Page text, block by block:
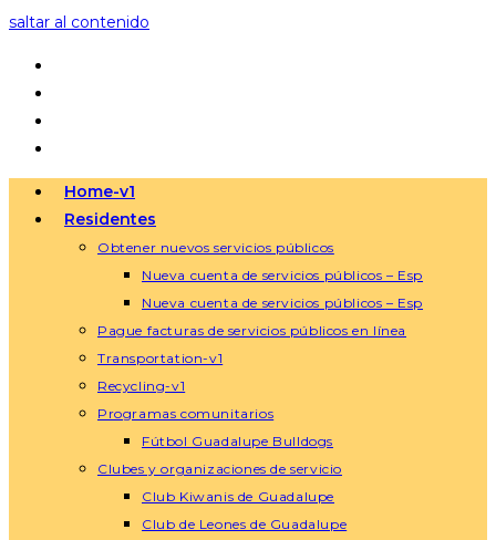
saltar al contenido
Home-v1
Residentes
Obtener nuevos servicios públicos
Nueva cuenta de servicios públicos – Esp
Nueva cuenta de servicios públicos – Esp
Pague facturas de servicios públicos en línea
Transportation-v1
Recycling-v1
Programas comunitarios
Fútbol Guadalupe Bulldogs
Clubes y organizaciones de servicio
Club Kiwanis de Guadalupe
Club de Leones de Guadalupe